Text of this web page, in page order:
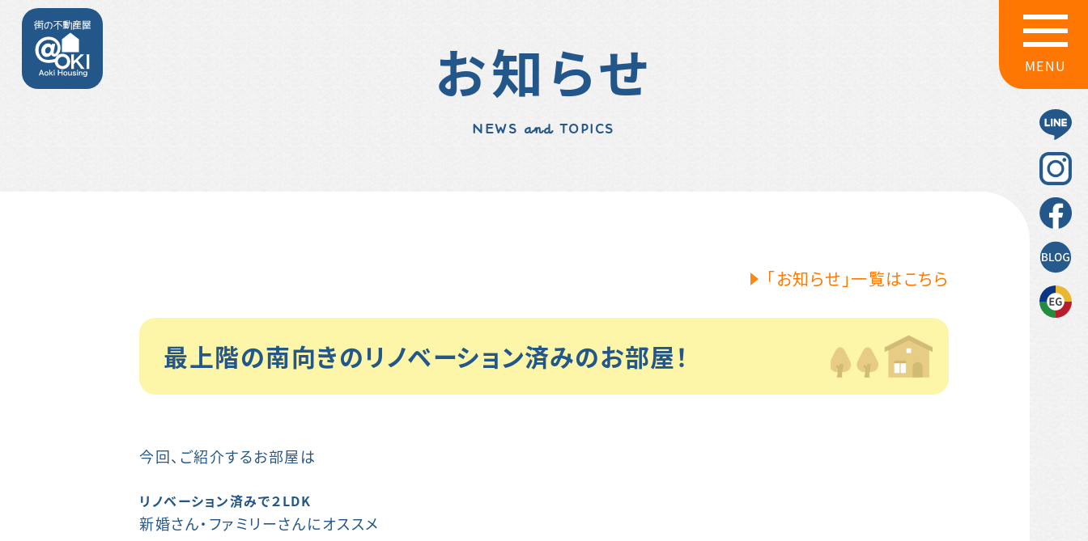
MENU
お知らせ
NEWS and TOPICS
「お知らせ」一覧はこちら
最上階の南向きのリノベーション済みのお部屋！
今回、ご紹介するお部屋は
リノベーション済みで２LDK
新婚さん・ファミリーさんにオススメ